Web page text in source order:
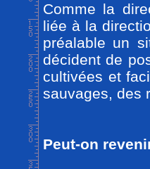
Comme la
liée à la
préalable un
décident de
cultivées et
sauvages, des
Peut-on